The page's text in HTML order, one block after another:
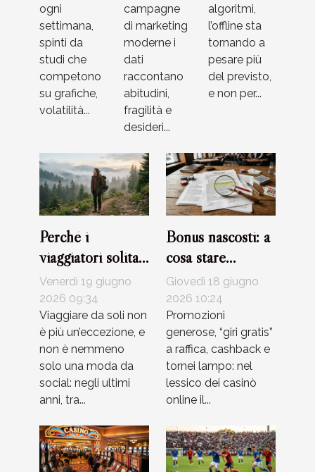
ogni
settimana,
spinti da
studi che
competono
su grafiche,
volatilità...
campagne
di marketing
moderne i
dati
raccontano
abitudini,
fragilità e
desideri...
algoritmi,
l’offline sta
tornando a
pesare più
del previsto,
e non per...
Perché i
viaggiatori solitari
stanno
riscrivendo le
regole
dell’esplorazione
Venerdì 19 giugno
2026 09:34
Viaggiare da soli non
è più un’eccezione, e
non è nemmeno
solo una moda da
social: negli ultimi
anni, tra...
Bonus nascosti: a
cosa stare
davvero attenti
leggendo i
termini dei casinò
Giovedì 18 giugno
2026 10:24
Promozioni
generose, “giri gratis”
a raffica, cashback e
tornei lampo: nel
lessico dei casinò
online il...